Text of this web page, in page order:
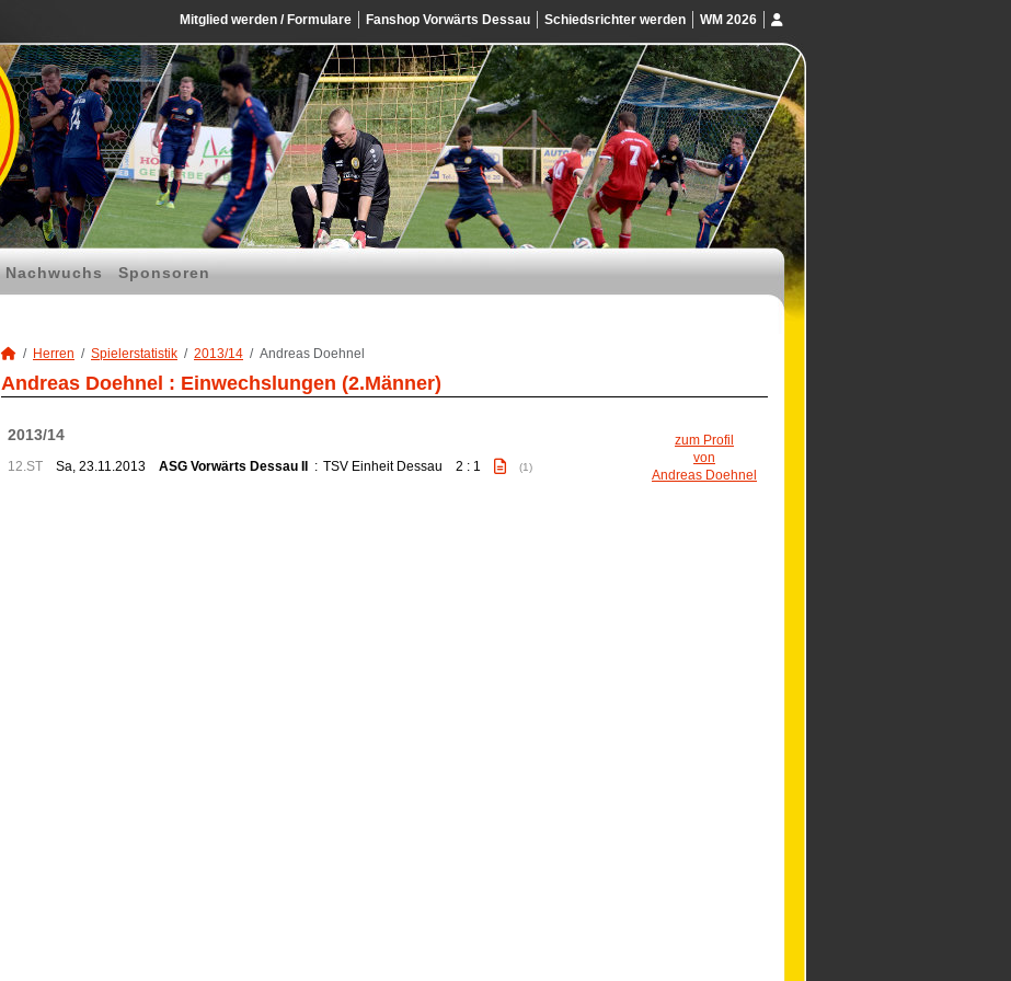
Mitglied werden / Formulare Fanshop Vorwärts Dessau Schiedsrichter werden WM 2026
Nachwuchs Sponsoren
Herren Spielerstatistik 2013/14 Andreas Doehnel
Andreas Doehnel : Einwechslungen (2.Männer)
zum Profil
von
Andreas Doehnel
2013/14
12.ST Sa, 23.11.2013 ASG Vorwärts Dessau II : TSV Einheit Dessau 2 : 1 (1)